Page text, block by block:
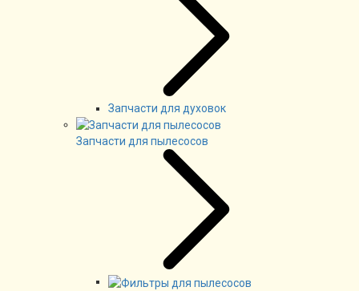
Запчасти для духовок
Запчасти для пылесосов